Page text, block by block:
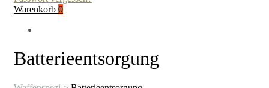
Warenkorb 0
Batterieentsorgung